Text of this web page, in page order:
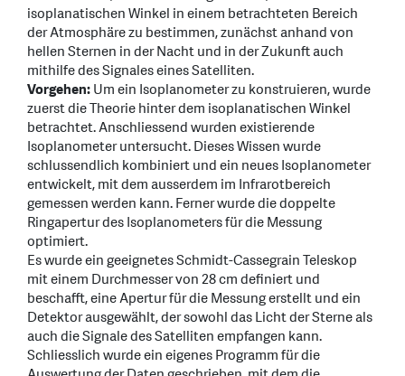
isoplanatischen Winkel in einem betrachteten Bereich
der Atmosphäre zu bestimmen, zunächst anhand von
hellen Sternen in der Nacht und in der Zukunft auch
mithilfe des Signales eines Satelliten.
Vorgehen:Um ein Isoplanometer zu konstruieren, wurde
zuerst die Theorie hinter dem isoplanatischen Winkel
betrachtet. Anschliessend wurden existierende
Isoplanometer untersucht. Dieses Wissen wurde
schlussendlich kombiniert und ein neues Isoplanometer
entwickelt, mit dem ausserdem im Infrarotbereich
gemessen werden kann. Ferner wurde die doppelte
Ringapertur des Isoplanometers für die Messung
optimiert.
Es wurde ein geeignetes Schmidt-Cassegrain Teleskop
mit einem Durchmesser von 28 cm definiert und
beschafft, eine Apertur für die Messung erstellt und ein
Detektor ausgewählt, der sowohl das Licht der Sterne als
auch die Signale des Satelliten empfangen kann.
Schliesslich wurde ein eigenes Programm für die